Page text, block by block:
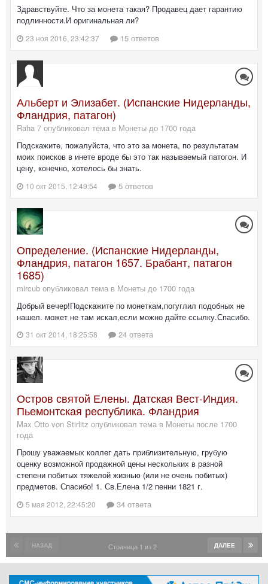
Здравствуйте. Что за монета такая? Продавец дает гарантию
подлинности.И оригинальная ли?
23 ноя 2016, 23:42:37 15 ответов
Альберт и Элизабет. (Испанские Нидерланды,
Фландрия, патагон)
Raha 7 опубликовал тема в Монеты до 1700 года
Подскажите, пожалуйста, что это за монета, по результатам
моих поисков в инете вроде бы это так называемый патогон. И
цену, конечно, хотелось бы знать.
10 окт 2015, 12:49:54 5 ответов
Определение. (Испанские Нидерланды,
Фландрия, патагон 1657. Брабант, патагон
1685)
mircub опубликовал тема в Монеты до 1700 года
Добрый вечер!Подскажите по монеткам,погуглил подобных не
нашел. может не там искал,если можно дайте ссылку.Спасибо.
31 окт 2014, 18:25:58 24 ответа
Остров святой Елены. Датская Вест-Индия.
Пьемонтская республика. Фландрия
Max Otto von Stirlitz опубликовал тема в Монеты после 1700
года
Прошу уважаемых коллег дать приблизительную, грубую
оценку возможной продажной цены нескольких в разной
степени побитых тяжелой жизнью (или не очень побитых)
предметов. Спасибо! 1. Св.Елена 1/2 пенни 1821 г.
5 мая 2012, 22:45:20 34 ответа
НАЗАД ДАЛЕЕ
Страница 1 из 2